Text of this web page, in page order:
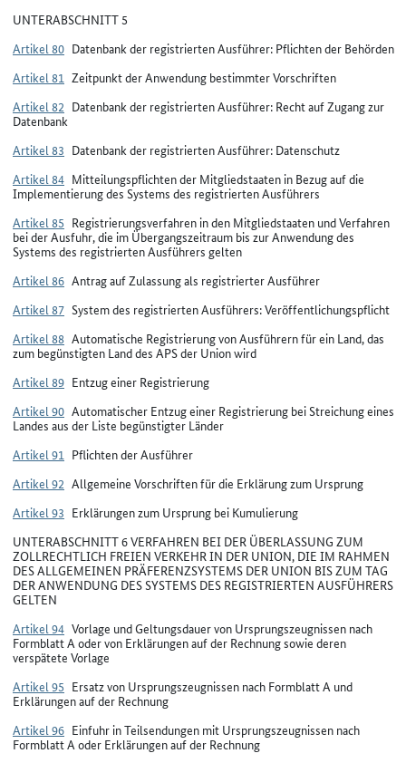
UNTERABSCHNITT 5
Artikel 80 Datenbank der registrierten Ausführer: Pflichten der Behörden
Artikel 81 Zeitpunkt der Anwendung bestimmter Vorschriften
Artikel 82 Datenbank der registrierten Ausführer: Recht auf Zugang zur
Datenbank
Artikel 83 Datenbank der registrierten Ausführer: Datenschutz
Artikel 84 Mitteilungspflichten der Mitgliedstaaten in Bezug auf die
Implementierung des Systems des registrierten Ausführers
Artikel 85 Registrierungsverfahren in den Mitgliedstaaten und Verfahren
bei der Ausfuhr, die im Übergangszeitraum bis zur Anwendung des
Systems des registrierten Ausführers gelten
Artikel 86 Antrag auf Zulassung als registrierter Ausführer
Artikel 87 System des registrierten Ausführers: Veröffentlichungspflicht
Artikel 88 Automatische Registrierung von Ausführern für ein Land, das
zum begünstigten Land des APS der Union wird
Artikel 89 Entzug einer Registrierung
Artikel 90 Automatischer Entzug einer Registrierung bei Streichung eines
Landes aus der Liste begünstigter Länder
Artikel 91 Pflichten der Ausführer
Artikel 92 Allgemeine Vorschriften für die Erklärung zum Ursprung
Artikel 93 Erklärungen zum Ursprung bei Kumulierung
UNTERABSCHNITT 6 VERFAHREN BEI DER ÜBERLASSUNG ZUM
ZOLLRECHTLICH FREIEN VERKEHR IN DER UNION, DIE IM RAHMEN
DES ALLGEMEINEN PRÄFERENZSYSTEMS DER UNION BIS ZUM TAG
DER ANWENDUNG DES SYSTEMS DES REGISTRIERTEN AUSFÜHRERS
GELTEN
Artikel 94 Vorlage und Geltungsdauer von Ursprungszeugnissen nach
Formblatt A oder von Erklärungen auf der Rechnung sowie deren
verspätete Vorlage
Artikel 95 Ersatz von Ursprungszeugnissen nach Formblatt A und
Erklärungen auf der Rechnung
Artikel 96 Einfuhr in Teilsendungen mit Ursprungszeugnissen nach
Formblatt A oder Erklärungen auf der Rechnung